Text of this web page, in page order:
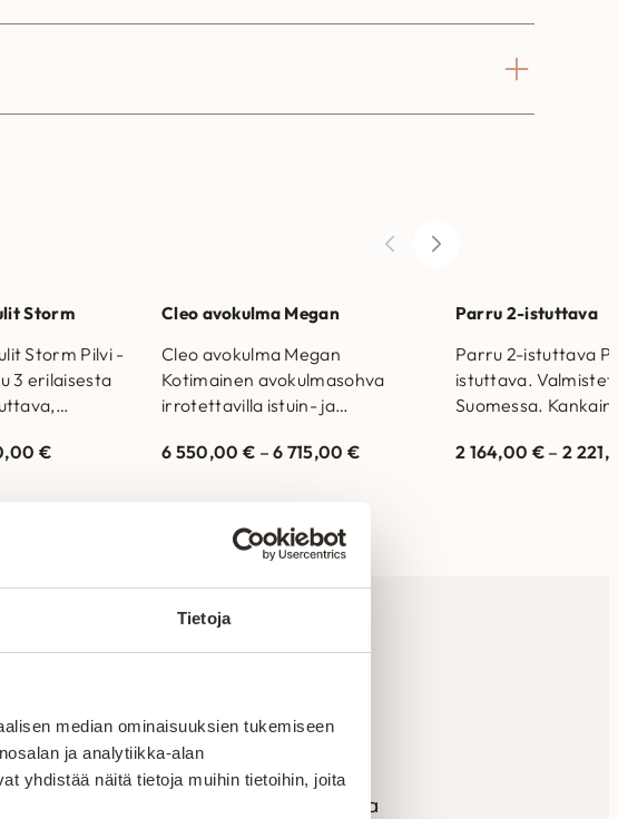
Tietoja
median ominaisuuksien tukemiseen
ja analytiikka-alan
yhdistää näitä tietoja muihin tietoihin, joita
Storm
Storm Pilvi -
3 erilaisesta
€
Cleo avokulma Megan
Cleo avokulma Megan
Kotimainen avokulmasohva
irrotettavilla istuin- ja
Suomessa. Runkorakenne on
täytteenä allergiaystävällistä…
6 550,00 € –6 715,00€
Parru 2-istuttava
Parru 2-istuttava
istuttava.
Suomessa.
Poodle.
2 164,00 € –2
kunnon materiaaleista ja vankalla